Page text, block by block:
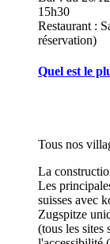
15h30
Restaurant :
réservation)
Quel est le
Tous nos
La
Les
suisses avec
Zugspitze
(tous les sites